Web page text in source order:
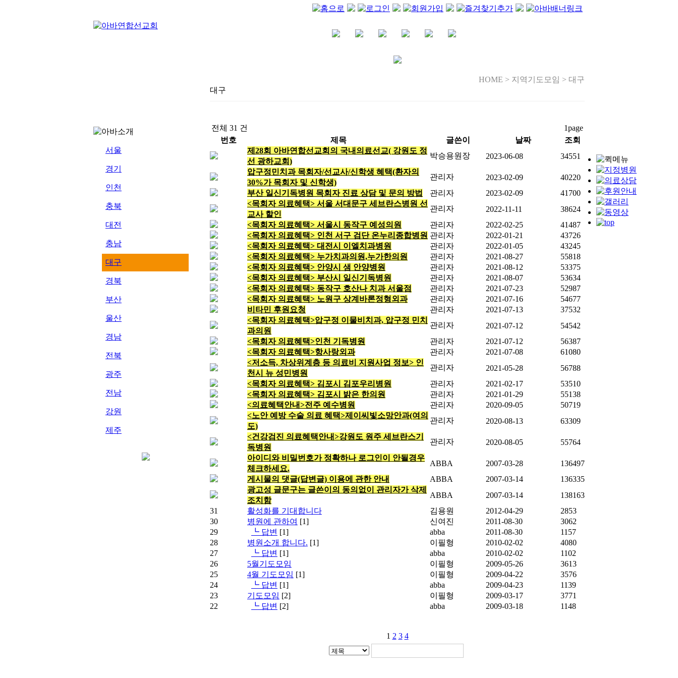
서울
경기
인천
충북
대전
충남
대구
경북
부산
울산
경남
전북
광주
전남
강원
제주
HOME > 지역기도모임 > 대구
대구
전체 31 건
1page
번호
제목 글쓴이 날짜
조회
제28회 아바연합선교회의 국내의료선교( 강원도 정
선 광하교회)
박승용원장 2023-06-08
34551
압구정민치과 목회자/선교사/신학생 혜택(환자의
30%가 목회자 및 신학생)
관리자 2023-02-09
40220
부산 일신기독병원 목회자 진료 상담 및 문의 방법
관리자 2023-02-09
41700
<목회자 의료혜택> 서울 서대문구 세브란스병원 선
교사 할인
관리자 2022-11-11
38624
<목회자 의료혜택> 서울시 동작구 예성의원
관리자 2022-02-25
41487
<목회자 의료혜택> 인천 서구 검단 온누리종합병원 관리자 2022-01-21
43726
<목회자 의료혜택> 대전시 이엘치과병원
관리자 2022-01-05
43245
<목회자 의료혜택> 누가치과의원,누가한의원
관리자 2021-08-27
55818
<목회자 의료혜택> 안양시 샘 안양병원
관리자 2021-08-12
53375
<목회자 의료혜택> 부산시 일신기독병원
관리자 2021-08-07
53634
<목회자 의료혜택> 동작구 호산나 치과 서울점
관리자 2021-07-23
52987
<목회자 의료혜택> 노원구 상계바론정형외과
관리자 2021-07-16
54677
비타민 후원요청
관리자 2021-07-13
37532
<목회자 의료혜택>압구정 이물비치과, 압구정 민치
과의원
관리자 2021-07-12
54542
<목회자 의료혜택>인천 기독병원
관리자 2021-07-12
56387
<목회자 의료혜택>항사랑외과
관리자 2021-07-08
61080
<저소득, 차상위계층 등 의료비 지원사업 정보> 인
천시 뉴 성민병원
관리자 2021-05-28
56788
<목회자 의료혜택> 김포시 김포우리병원
관리자 2021-02-17
53510
<목회자 의료혜택> 김포시 밝은 한의원
관리자 2021-01-29
55138
<의료혜택안내>전주 예수병원
관리자 2020-09-05
50719
<노안 예방 수술 의료 혜택>제이씨빛소망안과(여의
도)
관리자 2020-08-13
63309
<건강검진 의료혜택안내>강원도 원주 세브란스기
독병원
관리자 2020-08-05
55764
아이디와 비밀번호가 정확하나 로그인이 안될경우
체크하세요.
ABBA 2007-03-28
136497
게시물의 댓글(답변글) 이용에 관한 안내
ABBA 2007-03-14
136335
광고성 글문구는 글쓴이의 동의없이 관리자가 삭제
조치함
ABBA 2007-03-14
138163
31
활성화를 기대합니다 김용원 2012-04-29
2853
30
병원에 관하여 [1] 신여진 2011-08-30
3062
29
┗ 답변 [1] abba 2011-08-30
1157
28
병원소개 합니다. [1] 이필형 2010-02-02
4080
27
┗ 답변 [1] abba 2010-02-02
1102
26
5월기도모임 이필형 2009-05-26
3613
25
4월 기도모임 [1] 이필형 2009-04-22
3576
24
┗ 답변 [1] abba 2009-04-23
1139
23
기도모임 [2] 이필형 2009-03-17
3771
22
┗ 답변 [2] abba 2009-03-18 1148
1 2 3 4